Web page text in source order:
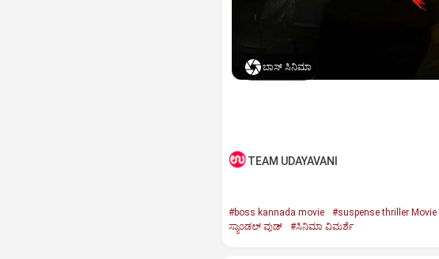
ಬಾಸ್‌ ಸಿನಿಮಾ
TEAM UDAYAVANI
#boss kannada movie #suspense thriller Movie
ಸ್ಯಾಂಡಲ್‌ ವುಡ್‌
#ಸಿನಿಮಾ ವಿಮರ್ಶೆ